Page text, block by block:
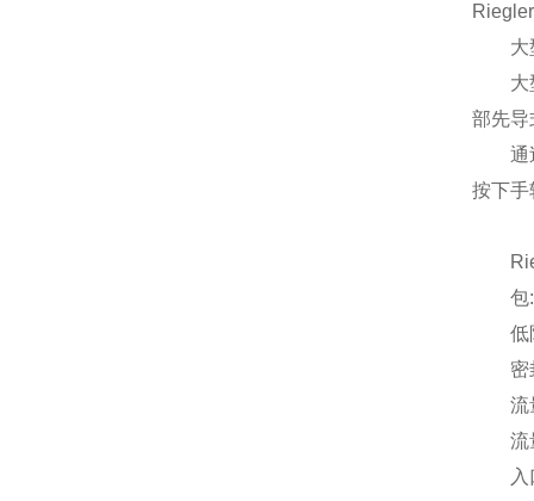
Riegler
大型
大型
部先导
通过
按下手
包
低
密封
流量
流量
入口